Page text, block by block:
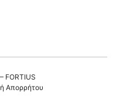
Απορρήτου